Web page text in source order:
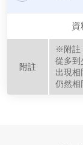
資
附註
※附註
從多到
出現
仍然相